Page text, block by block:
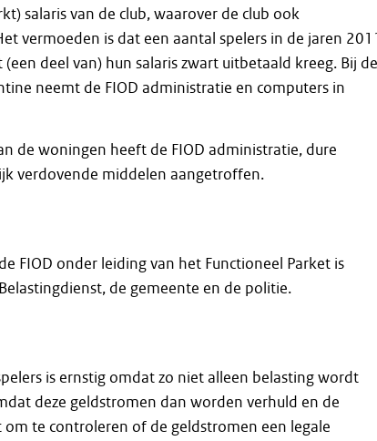
salaris van de club, waarover de club ook
vermoeden is dat een aantal spelers in de jaren
deel van) hun salaris zwart uitbetaald kreeg. Bij de
neemt de FIOD administratie en computers in
de woningen heeft de FIOD administratie, dure
verdovende middelen aangetroffen.
FIOD onder leiding van het Functioneel Parket is
de gemeente en de politie.
is ernstig omdat zo niet alleen belasting wordt
deze geldstromen dan worden verhuld en de
te controleren of de geldstromen een legale